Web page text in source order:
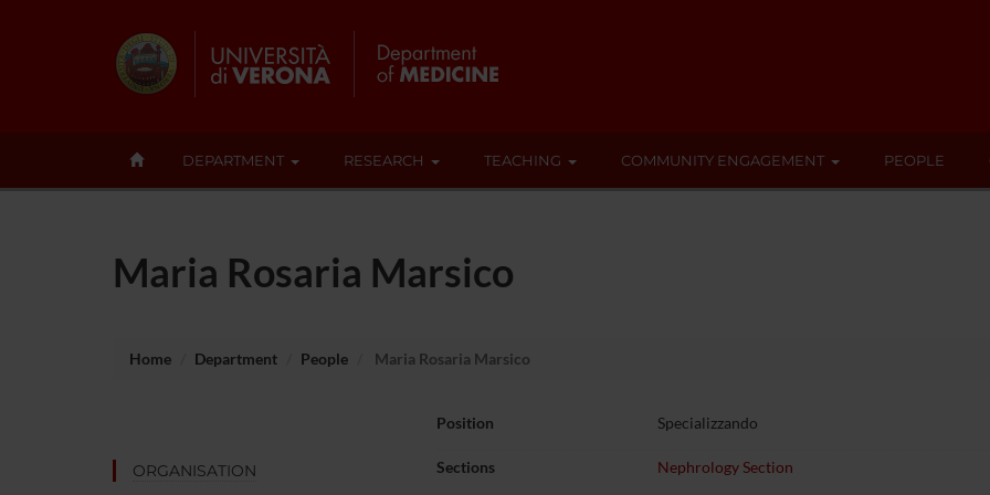
DEPARTMENT RESEARCH TEACHING COMMUNITY ENGAGEMENT PEOPLE
Maria Rosaria Marsico
Home Department People Maria Rosaria Marsico
ORGANISATION
Position Specializzando
Sections Nephrology Section